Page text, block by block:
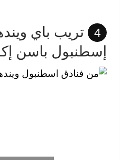
4
تريب باي
إسطنبول باسن